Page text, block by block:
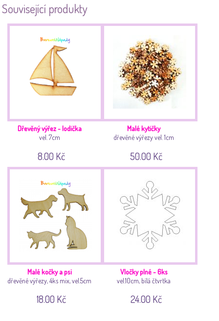
Související produkty
Dřevěný výřez - lodička
vel. 7cm
8.00 Kč
Malé kytičky
dřevěné výřezy vel. 1cm
50.00 Kč
Malé kočky a psi
dřevěné výřezy, 4ks mix, vel.5cm
18.00 Kč
Vločky plné - 6ks
vel.10cm, bílá čtvrtka
24.00 Kč